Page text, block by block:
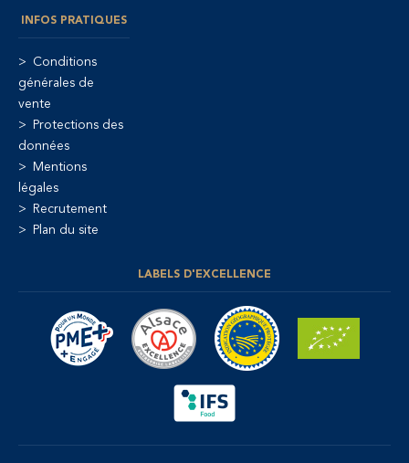
INFOS PRATIQUES
Conditions
générales de
vente
Protections des
données
Mentions
légales
Recrutement
Plan du site
LABELS D'EXCELLENCE